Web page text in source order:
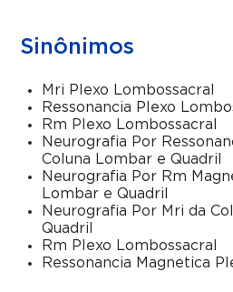
Sinônimos
Mri Plexo Lombossacral
Ressonancia Plexo
Rm Plexo Lombossacral
Neurografia Por
Coluna Lombar e Quadril
Neurografia Por Rm
Lombar e Quadril
Neurografia Por Mri da
Quadril
Rm Plexo Lombossacral
Ressonancia Magnetica